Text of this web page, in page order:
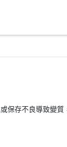
保存不良導致變質